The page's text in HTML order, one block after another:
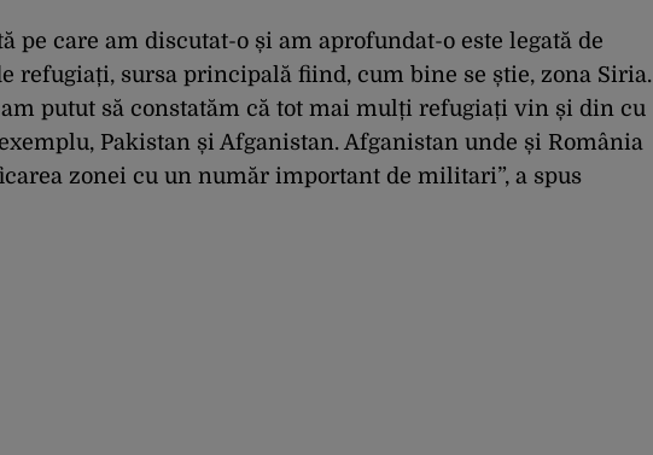
pe care am discutat-o și am aprofundat-o este legată de
refugiați, sursa principală fiind, cum bine se știe, zona Siria.
putut să constatăm că tot mai mulți refugiați vin și din cu
Pakistan și Afganistan. Afganistan unde și România
zonei cu un număr important de militari”, a spus